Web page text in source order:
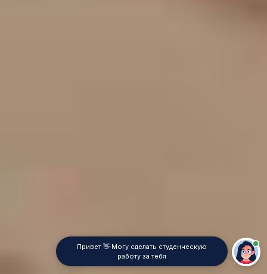
Привет 👋 Могу сделать студенческую
работу за тебя